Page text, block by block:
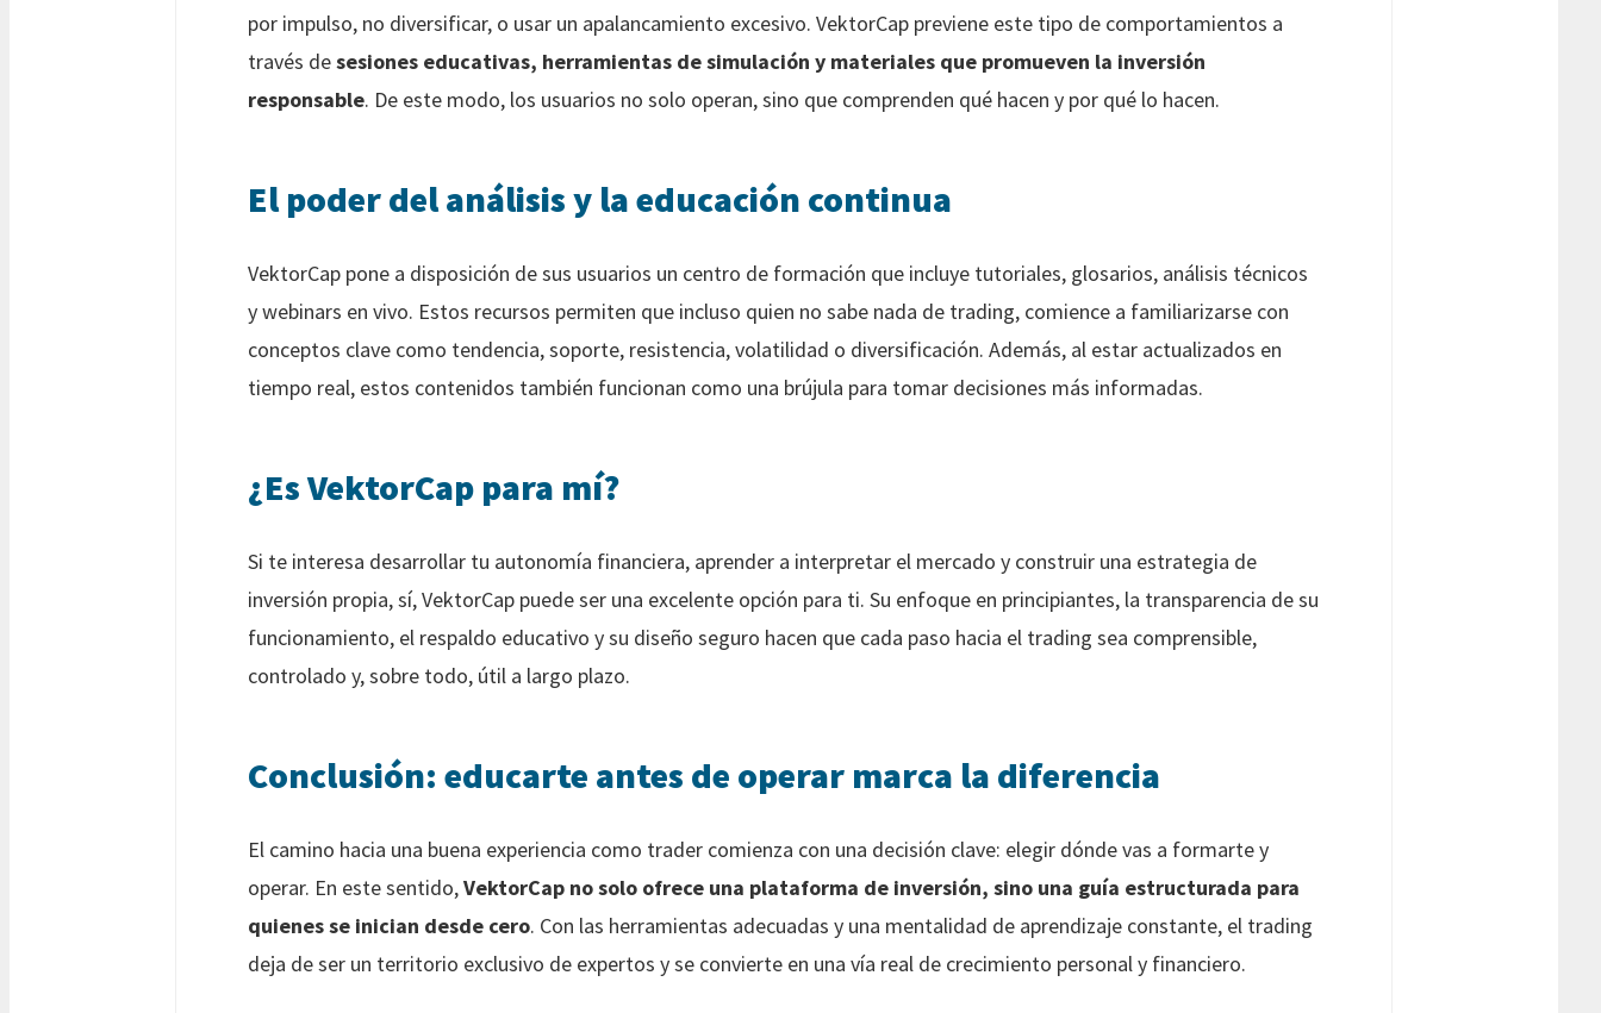
por impulso, no diversificar, o usar un apalancamiento excesivo. VektorCap previene este tipo de comportamientos a
través desesiones educativas, herramientas de simulación y materiales que promueven la inversión
responsable. De este modo, los usuarios no solo operan, sino que comprenden qué hacen y por qué lo hacen.
El poder del análisis y la educación continua
VektorCap pone a disposición de sus usuarios un centro de formación que incluye tutoriales, glosarios, análisis técnicos
y webinars en vivo. Estos recursos permiten que incluso quien no sabe nada de trading, comience a familiarizarse con
conceptos clave como tendencia, soporte, resistencia, volatilidad o diversificación. Además, al estar actualizados en
tiempo real, estos contenidos también funcionan como una brújula para tomar decisiones más informadas.
¿Es VektorCap para mí?
Si te interesa desarrollar tu autonomía financiera, aprender a interpretar el mercado y construir una estrategia de
inversión propia, sí, VektorCap puede ser una excelente opción para ti. Su enfoque en principiantes, la transparencia de su
funcionamiento, el respaldo educativo y su diseño seguro hacen que cada paso hacia el trading sea comprensible,
controlado y, sobre todo, útil a largo plazo.
Conclusión: educarte antes de operar marca la diferencia
El camino hacia una buena experiencia como trader comienza con una decisión clave: elegir dónde vas a formarte y
operar. En este sentido,VektorCap no solo ofrece una plataforma de inversión, sino una guía estructurada para
quienes se inician desde cero. Con las herramientas adecuadas y una mentalidad de aprendizaje constante, el trading
deja de ser un territorio exclusivo de expertos y se convierte en una vía real de crecimiento personal y financiero.